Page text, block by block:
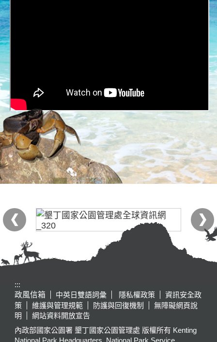
:::
政風信箱
中英日雙語詞彙 隱私權政策
資訊安全政
策
維護與管理規範 防護與回復機制
無障礙網頁說
明
網站資料開放宣告
內政部國家公園署 墾丁國家公園管理處 版權所有 Kenting
National Park Headquarters, National Park Service,